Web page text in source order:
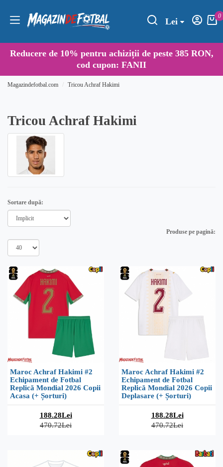
Lei
0
Reducere de 10% pentru achiziții de peste 385 RON,
cod cupon: FANII
Magazindefotbal.com Tricou Achraf Hakimi
Tricou Achraf Hakimi
Sortare după:
Produse pe pagină:
Maroc Achraf Hakimi #2
Echipament de Fotbal
Replică Mondial 2026 Copii
Acasa (+ Șorturi)
188.28Lei
470.72Lei
Maroc Achraf Hakimi #2
Echipament de Fotbal
Replică Mondial 2026 Copii
Deplasare (+ Șorturi)
188.28Lei
470.72Lei